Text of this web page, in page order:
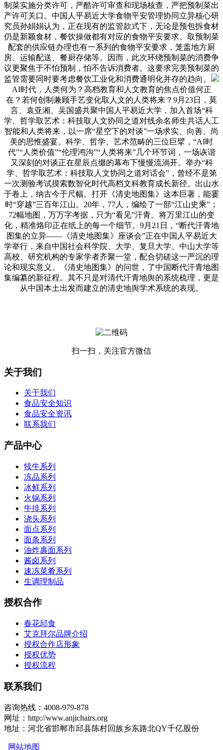
制菜实施分类许可，严酷许可审查和现场核查，严把预制菜出
产许可关口。中国人平易近大学食物平安管理协同立异核心研
究员孙娟娟认为，正在现有的监管款式下，无论是预包拆食材
仍是新颖食材，餐饮操做都有对应的食物平安要求。取预制菜
配套的供应链办理也有一系列的食物平安要求，笼盖地方厨
房、运输配送、餐厨存储等。因而，此次环绕预制菜的消费争
议更聚焦于不怕预制，怕不告诉消费者。这要求完美预制菜的
监管需要同时要考虑餐饮工业化和消费通明化并存的趋向。
AI时代，人类何为？高档教育和人文教育的焦点价值何正
在？若何创制兼顾手艺变化取人文的人类将来？9月23日，莫
言、袁亚湘、吴国盛共聚中国人平易近大学，加入首场“科
学、哲学取艺术：科技取人文协同之道对线余名师生共话人工
智能和人类将来，以一席“星空下的对谈”一场求实、向善、尚
美的思惟盛宴。科学、哲学、艺术范畴的三位巨擘，“AI时
代”“人类价值”“伦理鸿沟”“人类将来”几个环节词，一场诙谐
又深刻的对谈正在星辰点缀的幕布下慢慢流淌开。举办“科
学、哲学取艺术：科技取人文协同之道对话会”，曾经不是第
一次测验考试摸索数智化时代高档文科教育成长新径。出山水
于卷上，纳古今于尺幅。打开《清史地图集》这本巨著，能霎
时“穿越”三百年江山。20年，77人，编绘了一部“江山史乘”；
72幅地图，万万字考据，只为“看见”汗青。将万里江山的变
化，精准烙印正在纸上的每一个细节。9月21日，“断代汗青地
图集的立异——《清史地图集》座谈会”正在中国人平易近大
学举行，来自中国社会科学院、大学、复旦大学、中山大学等
高校、研究机构的专家学者齐聚一堂，配合切磋这一严沉的理
论和现实意义。《清史地图集》的问世，了中国断代汗青地图
集编纂的新征程。其不只是对清代汗青地舆的系统梳理，更是
从中国本土出发而建立的清史地舆学术系统的表现。
扫一扫，关注官方微信
关于我们
关于我们
食品安全知识
食品安全资讯
联系我们
产品中心
犊牛系列
冻品系列
冰鲜系列
火锅系列
牛排系列
浇头系列
面点系列
面条系列
油炸裹面系列
酱卤系列
速冻菜肴系列
生调理制品
授权合作
春花邱食
艾克拜尔品牌介绍
授权合作店形象
授权优势
授权流程
联系我们
咨询热线：4008-979-878
网址：http://www.anjichairs.org
地址：河北省邯郸市邱县陈村回族乡东路北QY千亿股份
网站地图